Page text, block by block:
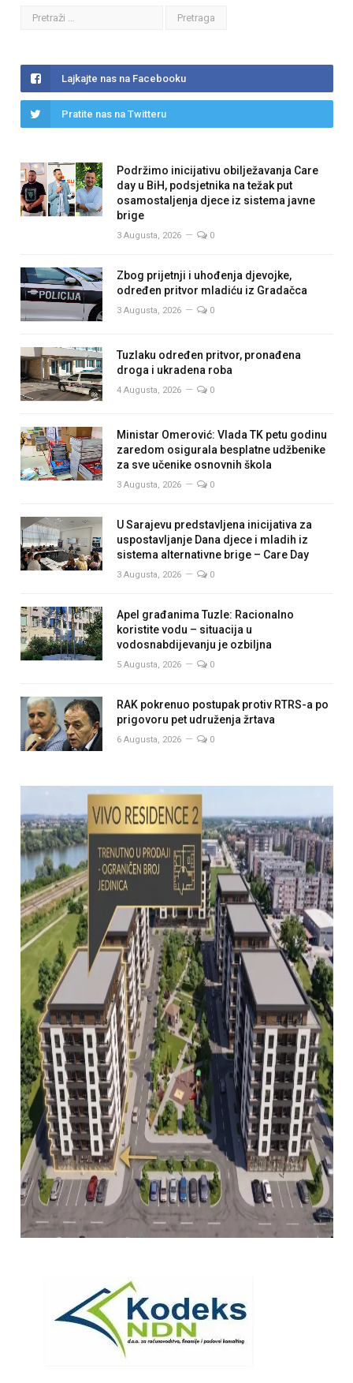
Lajkajte nas na Facebooku
Pratite nas na Twitteru
Podržimo inicijativu obilježavanja Care
day u BiH, podsjetnika na težak put
osamostaljenja djece iz sistema javne
brige
3 Augusta, 2026 0
Zbog prijetnji i uhođenja djevojke,
određen pritvor mladiću iz Gradačca
3 Augusta, 2026 0
Tuzlaku određen pritvor, pronađena
droga i ukradena roba
4 Augusta, 2026 0
Ministar Omerović: Vlada TK petu godinu
zaredom osigurala besplatne udžbenike
za sve učenike osnovnih škola
3 Augusta, 2026 0
U Sarajevu predstavljena inicijativa za
uspostavljanje Dana djece i mladih iz
sistema alternativne brige – Care Day
3 Augusta, 2026 0
Apel građanima Tuzle: Racionalno
koristite vodu – situacija u
vodosnabdijevanju je ozbiljna
5 Augusta, 2026 0
RAK pokrenuo postupak protiv RTRS-a po
prigovoru pet udruženja žrtava
6 Augusta, 2026 0